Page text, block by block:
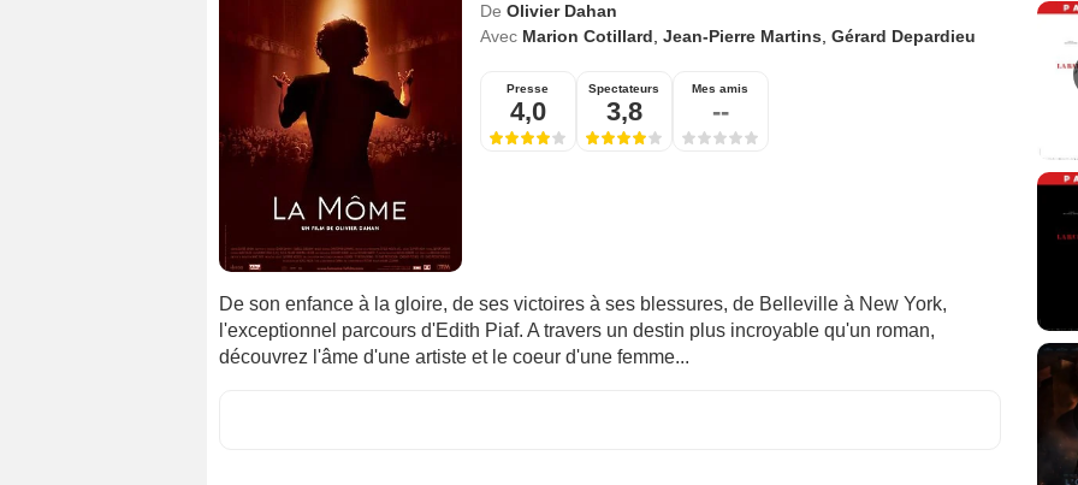
De Olivier Dahan
Avec Marion Cotillard Jean-Pierre Martins Gérard Depardieu
Presse
4,0
Spectateurs
3,8
Mes amis
--
De son enfance à la gloire, de ses victoires à ses blessures, de Belleville à New York,
l'exceptionnel parcours d'Edith Piaf. A travers un destin plus incroyable qu'un roman,
découvrez l'âme d'une artiste et le coeur d'une femme...